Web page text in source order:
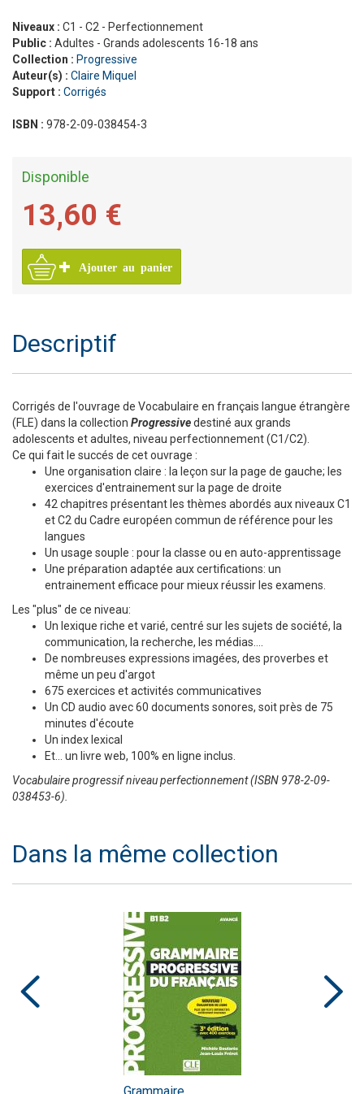
Niveaux : C1 - C2 - Perfectionnement
Public : Adultes - Grands adolescents 16-18 ans
Collection : Progressive
Auteur(s) : Claire Miquel
Support : Corrigés
ISBN : 978-2-09-038454-3
Disponible
13,60 €
Ajouter au panier
Descriptif
Corrigés de l'ouvrage de Vocabulaire en français langue étrangère
(FLE) dans la collection Progressivedestiné aux grands
adolescents et adultes, niveau perfectionnement (C1/C2).
Ce qui fait le succés de cet ouvrage :
Une organisation claire : la leçon sur la page de gauche; les
exercices d'entrainement sur la page de droite
42 chapitres présentant les thèmes abordés aux niveaux C1
et C2 du Cadre européen commun de référence pour les
langues
Un usage souple : pour la classe ou en auto-apprentissage
Une préparation adaptée aux certifications: un
entrainement efficace pour mieux réussir les examens.
Les "plus" de ce niveau:
Un lexique riche et varié, centré sur les sujets de société, la
communication, la recherche, les médias....
De nombreuses expressions imagées, des proverbes et
même un peu d'argot
675 exercices et activités communicatives
Un CD audio avec 60 documents sonores, soit près de 75
minutes d'écoute
Un index lexical
Et... un livre web, 100% en ligne inclus.
Vocabulaire progressif niveau perfectionnement (ISBN 978-2-09-
038453-6).
Dans la même collection